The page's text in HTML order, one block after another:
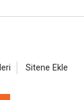
Sitene Ekle